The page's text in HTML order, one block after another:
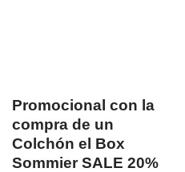
Promocional con la
compra de un
Colchón el Box
Sommier SALE 20%